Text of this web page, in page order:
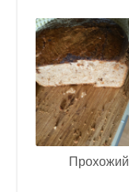
Прохожий